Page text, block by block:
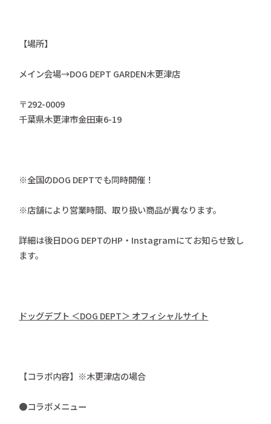
【場所】
メイン会場→DOG DEPT GARDEN木更津店
〒292-0009
千葉県木更津市金田東6-19
※全国のDOG DEPTでも同時開催！
※店舗により営業時間、取り扱い商品が異なります。
詳細は後日DOG DEPTのHP・Instagramにてお知らせ致し
ます。
ドッグデプト ＜DOG DEPT＞ オフィシャルサイト
【コラボ内容】※木更津店の場合
●コラボメニュー